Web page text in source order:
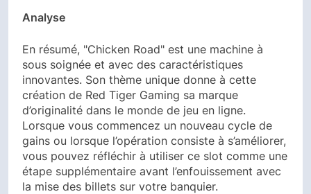
Analyse
En résumé, "Chicken Road" est une machine à
sous soignée et avec des caractéristiques
innovantes. Son thème unique donne à cette
création de Red Tiger Gaming sa marque
d’originalité dans le monde de jeu en ligne.
Lorsque vous commencez un nouveau cycle de
gains ou lorsque l’opération consiste à s’améliorer,
vous pouvez réfléchir à utiliser ce slot comme une
étape supplémentaire avant l’enfouissement avec
la mise des billets sur votre banquier.